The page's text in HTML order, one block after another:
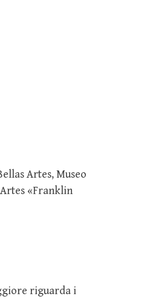
Artes, Museo
Artes «Franklin
riguarda i